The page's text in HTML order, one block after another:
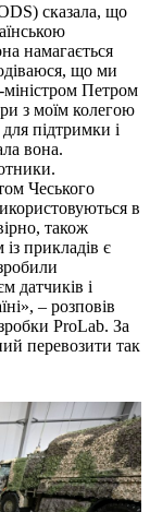
сказала, що
намагається
що ми
Петром
з моїм колегою
підтримки і
вона.
Чеського
в
також
прикладів є
датчиків і
– розповів
ProLab. За
перевозити так